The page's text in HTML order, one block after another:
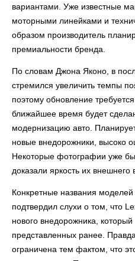
вариантами. Уже известные
моторными линейками и
образом производитель
премиальности бренда.
По словам Джона Яконо, в
стремился увеличить темпы
поэтому обновление
ближайшее время будет
модернизацию авто.
новые внедорожники, высоко
Некоторые фотографии уже
доказали яркость их внешнего
Конкретные названия
подтвердил слухи о том, что
нового внедорожника,
представленных ранее.
ограничена тем фактом, что